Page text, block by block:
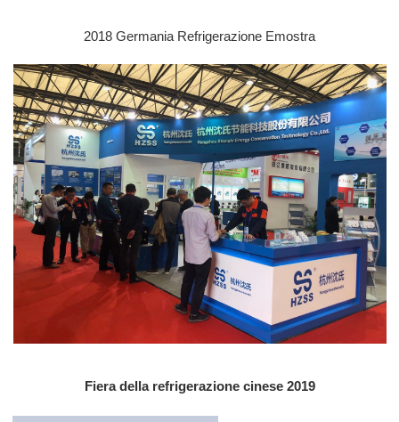
2018 Germania Refrigerazione Emostra
Fiera della refrigerazione cinese 2019